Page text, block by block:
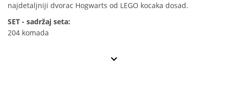
najdetaljniji dvorac Hogwarts od LEGO kocaka dosad.
SET - sadržaj seta:
204 komada